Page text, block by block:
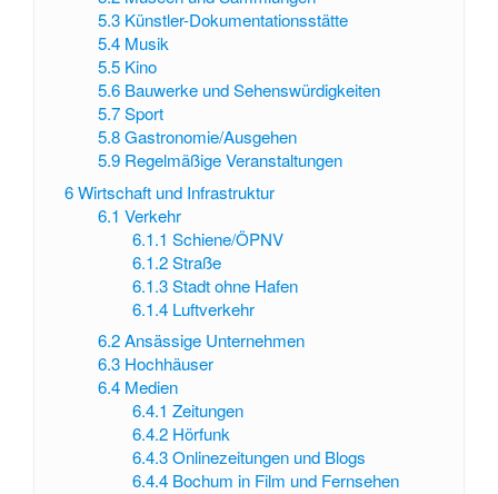
5.3 Künstler-Dokumentationsstätte
5.4 Musik
5.5 Kino
5.6 Bauwerke und Sehenswürdigkeiten
5.7 Sport
5.8 Gastronomie/Ausgehen
5.9 Regelmäßige Veranstaltungen
6Wirtschaft und Infrastruktur
6.1 Verkehr
6.1.1 Schiene/ÖPNV
6.1.2 Straße
6.1.3 Stadt ohne Hafen
6.1.4 Luftverkehr
6.2 Ansässige Unternehmen
6.3 Hochhäuser
6.4 Medien
6.4.1 Zeitungen
6.4.2 Hörfunk
6.4.3 Onlinezeitungen und Blogs
6.4.4 Bochum in Film und Fernsehen